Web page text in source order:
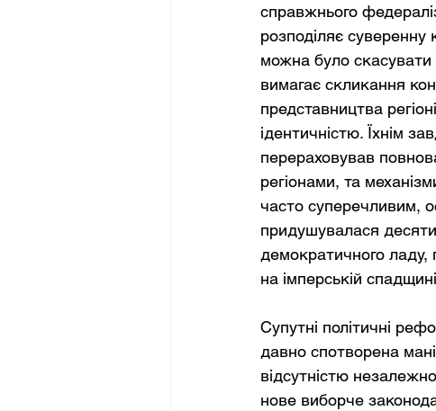
справжнього
розподіляє
можна було
вимагає скликання
представництва
ідентичністю. Їхнім
перераховував
регіонами, та
часто суперечливим,
придушувалася
демократичного ладу,
на імперській
Супутні політичні
давно спотворена
відсутністю
нове виборче